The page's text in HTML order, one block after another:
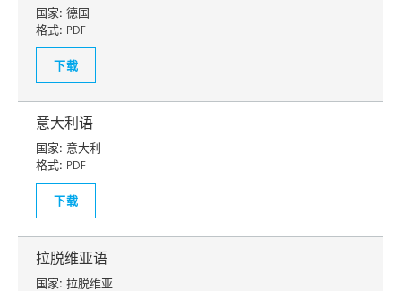
国家: 德国
格式: PDF
下载
意大利语
国家: 意大利
格式: PDF
下载
拉脱维亚语
国家: 拉脱维亚